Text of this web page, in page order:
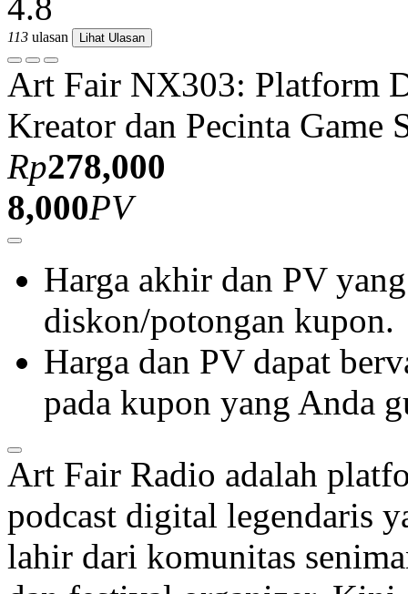
Buka layer Zoom
1 5
Informasi dasar produk
4.8
113
Art Fair NX303: Platform
Kreator dan Pecinta Game
Rp278,000